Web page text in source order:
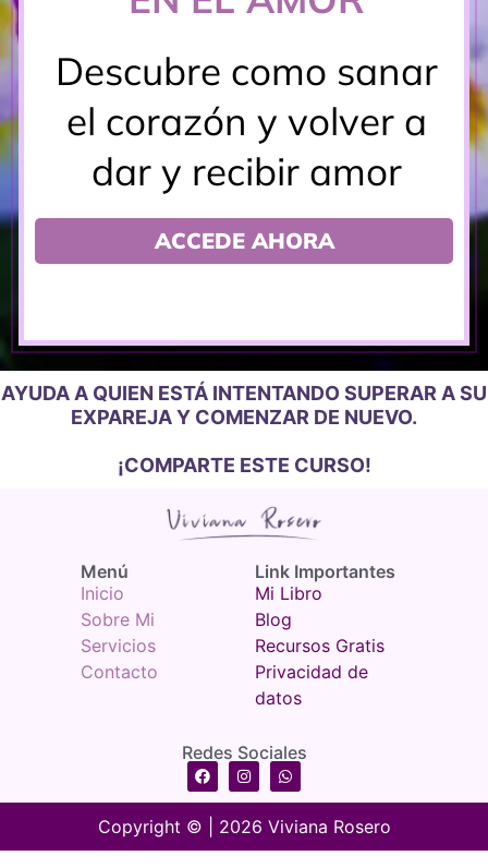
AYUDA A QUIEN ESTÁ INTENTANDO SUPERAR A SU
EXPAREJA Y COMENZAR DE NUEVO.
¡COMPARTE ESTE CURSO!
Menú​
Inicio
Sobre Mi
Servicios
Contacto
Link Importantes
Mi Libro
Blog
Recursos Gratis
Privacidad de
datos
Redes Sociales
Copyright © | 2026 Viviana Rosero